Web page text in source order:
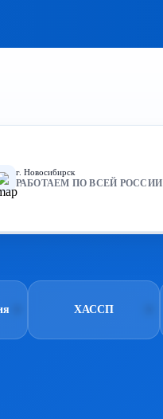
г. Новосибирск
РАБОТАЕМ ПО ВСЕЙ РОССИИ
ХАССП